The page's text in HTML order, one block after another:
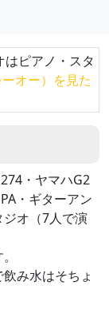
ピアノ・スタ
オー）を見た
・ヤマハG2
・ギターアン
オ（7人で演
み水はそちょ